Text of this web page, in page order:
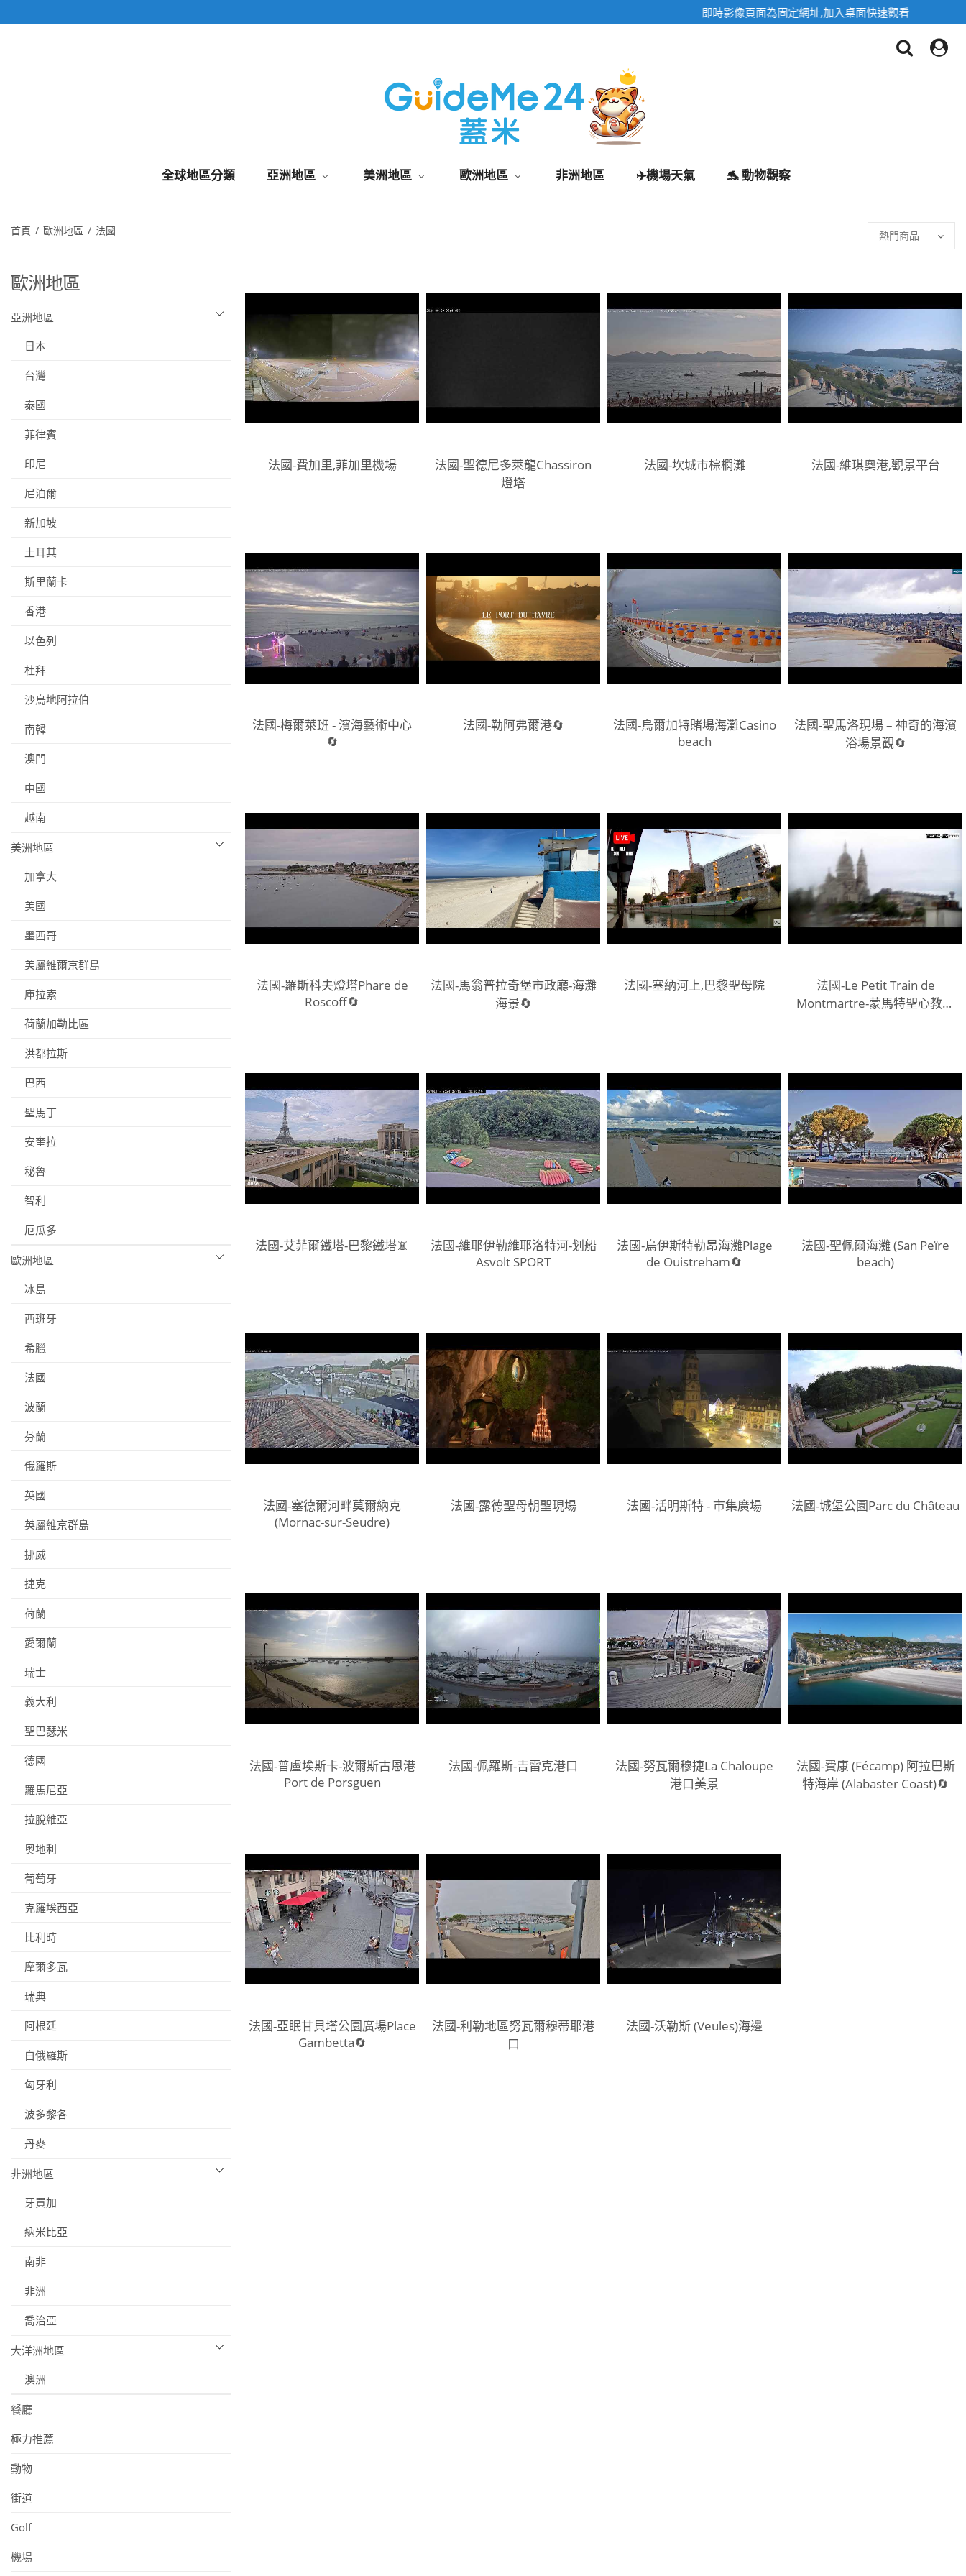
全球地區分類 亞洲地區 美洲地區 歐洲地區 非洲地區 ✈️機場天氣 🐬 動物觀察
首頁 歐洲地區 法國
法國-費加里,菲加里機場
法國-聖德尼多萊龍Chassiron
燈塔
法國-坎城市棕櫚灘 法國-維琪奧港,觀景平台
法國-梅爾萊班 - 濱海藝術中心
🔄
法國-勒阿弗爾港🔄
法國-烏爾加特賭場海灘Casino
beach
法國-聖馬洛現場 – 神奇的海濱
浴場景觀🔄
法國-羅斯科夫燈塔Phare de
Roscoff🔄
法國-馬翁普拉奇堡市政廳-海灘
海景🔄
法國-塞納河上,巴黎聖母院
法國-Le Petit Train de
Montmartre-蒙馬特聖心教堂
法國-艾菲爾鐵塔-巴黎鐵塔📵
法國-維耶伊勒維耶洛特河-划船
Asvolt SPORT
法國-烏伊斯特勒昂海灘Plage
de Ouistreham🔄
法國-聖佩爾海灘 (San Peïre
beach)
法國-塞德爾河畔莫爾納克
(Mornac-sur-Seudre)
法國-露德聖母朝聖現場 法國-活明斯特 - 市集廣場 法國-城堡公園Parc du Château
法國-普盧埃斯卡-波爾斯古恩港
Port de Porsguen
法國-佩羅斯-吉雷克港口
法國-努瓦爾穆捷La Chaloupe
港口美景
法國-費康 (Fécamp) 阿拉巴斯
特海岸 (Alabaster Coast)🔄
法國-亞眠甘貝塔公園廣場Place
Gambetta🔄
法國-利勒地區努瓦爾穆蒂耶港
口
法國-沃勒斯 (Veules)海邊
歐洲地區
亞洲地區
日本
台灣
泰國
菲律賓
印尼
尼泊爾
新加坡
土耳其
斯里蘭卡
香港
以色列
杜拜
沙烏地阿拉伯
南韓
澳門
中國
越南
美洲地區
加拿大
美國
墨西哥
美屬維爾京群島
庫拉索
荷蘭加勒比區
洪都拉斯
巴西
聖馬丁
安奎拉
秘魯
智利
厄瓜多
歐洲地區
冰島
西班牙
希臘
法國
波蘭
芬蘭
俄羅斯
英國
英屬維京群島
挪威
捷克
荷蘭
愛爾蘭
瑞士
義大利
聖巴瑟米
德國
羅馬尼亞
拉脫維亞
奧地利
葡萄牙
克羅埃西亞
比利時
摩爾多瓦
瑞典
阿根廷
白俄羅斯
匈牙利
波多黎各
丹麥
非洲地區
牙買加
納米比亞
南非
非洲
喬治亞
大洋洲地區
澳洲
餐廳
極力推薦
動物
街道
Golf
機場